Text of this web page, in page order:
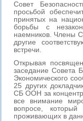
Совет
просьбой
принятых на
борьбы с
наемников. Члены
другие
встречи.
Открывая
заседание Совета
Экономического
25 других
СБ ООН за
все внимание
вопросе,
проживающих в